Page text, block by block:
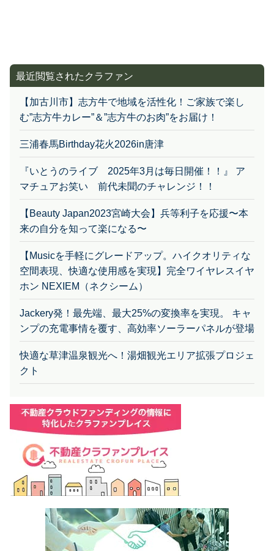
【加古川市】志方牛で地域を活性化！ご家族で楽し
む”志方牛カレー”＆”志方牛のお肉”をお届け！
マチュアお笑い 前代未聞のチャレンジ！！
来の自分を知って楽になる〜
空間表現、快適な使用感を実現】完全ワイヤレスイヤ
ホン NEXIEM（ネクシーム）
ンプの充電事情を覆す、高効率ソーラーパネルが登場
クト